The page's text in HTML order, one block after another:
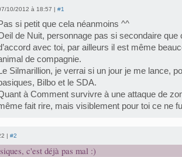
10/2012 à 18:57 | #1
si petit que cela néanmoins ^^
de Nuit, personnage pas si secondaire que
avec toi, par ailleurs il est même
de compagnie.
Le Silmarillion, je verrai si un jour je me lance,
Bilbo et le SDA.
à Comment survivre à une attaque de
fait rire, mais visiblement pour toi ce ne
| #2
c'est déjà pas mal :)